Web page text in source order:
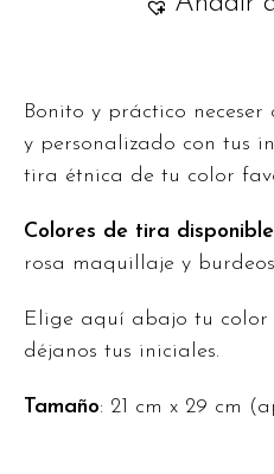
Bonito y práctico
y personalizado con tus
tira étnica de tu color
Colores de tira
rosa maquillaje y
Elige aquí abajo tu
déjanos tus iniciales.
Tamaño: 21 cm x 29 cm